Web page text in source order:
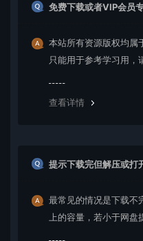
免费下载或者VIP会员
本站所有资源版权均属
只能用于参考学习用，
查看详情
提示下载完但解压或打
最常见的情况是下载不
上的容量，若小于网